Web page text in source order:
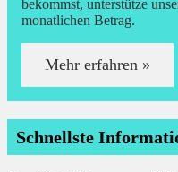
bekommst, unterstütze
monatlichen Betrag.
Mehr erfahren »
Schnellste